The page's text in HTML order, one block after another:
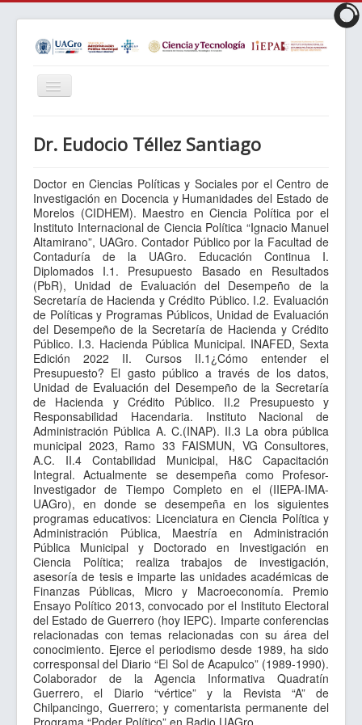
Cambiar
navegación
Objetivos
Perfil
Requisitos
Plan de Estudios
LIES
Matrícula
Núcleo Académico
Reglamentos
Sitios de Interes
Contacto
Dr. Eudocio Téllez Santiago
Doctor en Ciencias Políticas y Sociales por el Centro de
Investigación en Docencia y Humanidades del Estado de
Morelos (CIDHEM). Maestro en Ciencia Política por el
Instituto Internacional de Ciencia Política “Ignacio Manuel
Altamirano”, UAGro. Contador Público por la Facultad de
Contaduría de la UAGro. Educación Continua I.
Diplomados I.1. Presupuesto Basado en Resultados
(PbR), Unidad de Evaluación del Desempeño de la
Secretaría de Hacienda y Crédito Público. I.2. Evaluación
de Políticas y Programas Públicos, Unidad de Evaluación
del Desempeño de la Secretaría de Hacienda y Crédito
Público. I.3. Hacienda Pública Municipal. INAFED, Sexta
Edición 2022 II. Cursos II.1¿Cómo entender el
Presupuesto? El gasto público a través de los datos,
Unidad de Evaluación del Desempeño de la Secretaría
de Hacienda y Crédito Público. II.2 Presupuesto y
Responsabilidad Hacendaria. Instituto Nacional de
Administración Pública A. C.(INAP). II.3 La obra pública
municipal 2023, Ramo 33 FAISMUN, VG Consultores,
A.C. II.4 Contabilidad Municipal, H&C Capacitación
Integral. Actualmente se desempeña como Profesor-
Investigador de Tiempo Completo en el (IIEPA-IMA-
UAGro), en donde se desempeña en los siguientes
programas educativos: Licenciatura en Ciencia Política y
Administración Pública, Maestría en Administración
Pública Municipal y Doctorado en Investigación en
Ciencia Política; realiza trabajos de investigación,
asesoría de tesis e imparte las unidades académicas de
Finanzas Públicas, Micro y Macroeconomía. Premio
Ensayo Político 2013, convocado por el Instituto Electoral
del Estado de Guerrero (hoy IEPC). Imparte conferencias
relacionadas con temas relacionadas con su área del
conocimiento. Ejerce el periodismo desde 1989, ha sido
corresponsal del Diario “El Sol de Acapulco” (1989-1990).
Colaborador de la Agencia Informativa Quadratín
Guerrero, el Diario “vértice” y la Revista “A” de
Chilpancingo, Guerrero; y comentarista permanente del
Programa “Poder Político” en Radio UAGro.